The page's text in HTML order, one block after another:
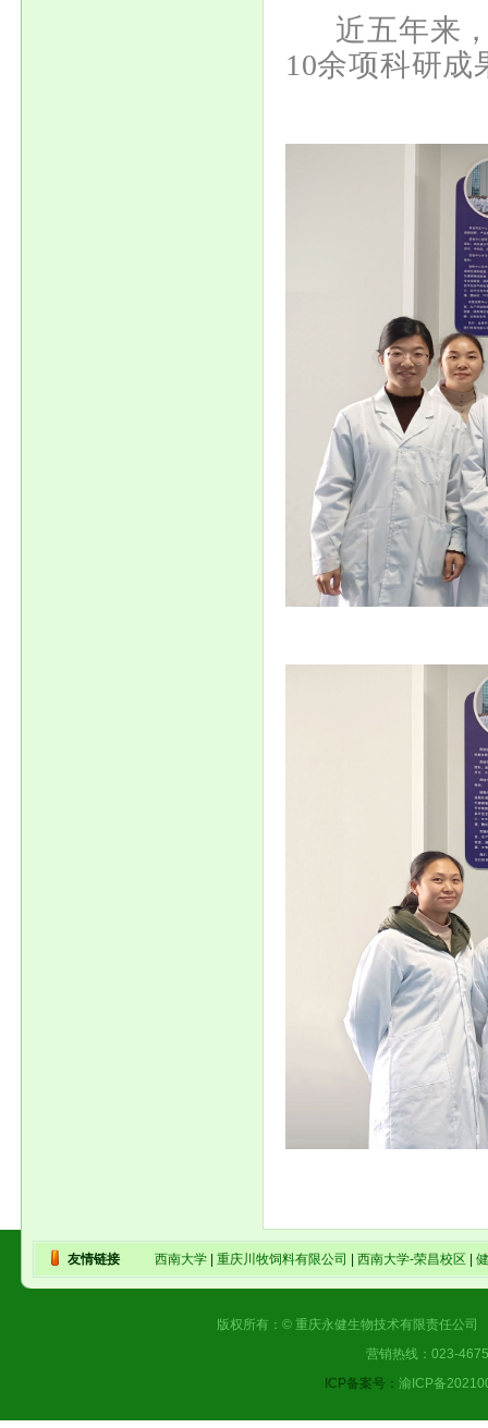
近五年来，
10余项科研成
友情链接 西南大学 重庆川牧饲料有限公司 西南大学-荣昌校区
版权所有：© 重庆永健生物技术有限责任
营销热线：023-
ICP备案号： 渝ICP备